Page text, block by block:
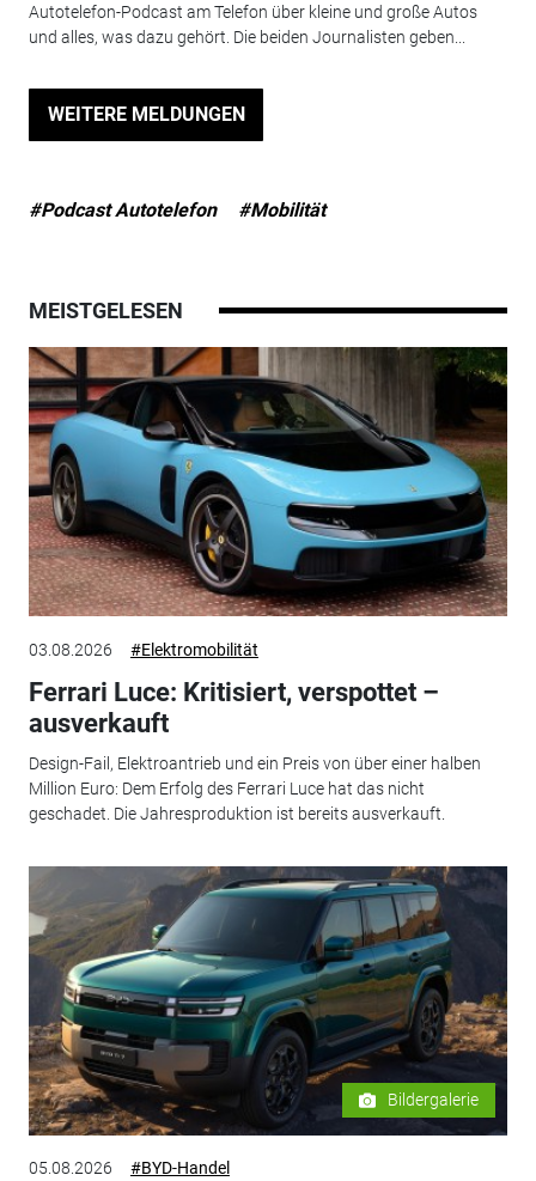
Autotelefon-Podcast am Telefon über kleine und große Autos
und alles, was dazu gehört. Die beiden Journalisten geben...
WEITERE MELDUNGEN
#Podcast Autotelefon #Mobilität
MEISTGELESEN
03.08.2026 #Elektromobilität
Ferrari Luce: Kritisiert, verspottet –
ausverkauft
Design-Fail, Elektroantrieb und ein Preis von über einer halben
Million Euro: Dem Erfolg des Ferrari Luce hat das nicht
geschadet. Die Jahresproduktion ist bereits ausverkauft.
Bildergalerie
05.08.2026 #BYD-Handel